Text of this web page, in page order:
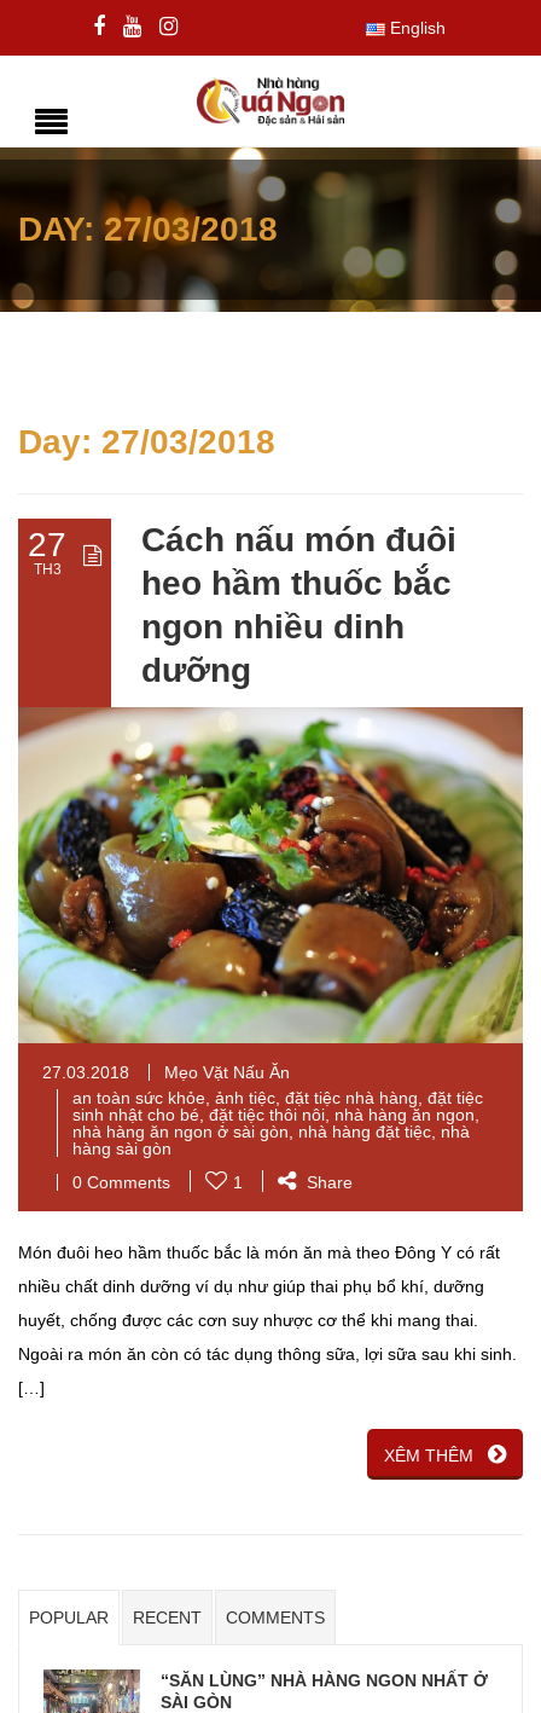
English
DAY:27/03/2018
Day: 27/03/2018
27
TH3
Cách nấu món đuôi
heo hầm thuốc bắc
ngon nhiều dinh
dưỡng
27.03.2018
Mẹo Vặt Nấu Ăn
an toàn sức khỏe ảnh tiệc đặt tiệc nhà hàng đặt tiệc
sinh nhật cho bé đặt tiệc thôi nôi nhà hàng ăn ngon
nhà hàng ăn ngon ở sài gòn
nhà hàng đặt tiệc nhà
hàng sài gòn
0 Comments
1 Share
Món đuôi heo hầm thuốc bắc là món ăn mà theo Đông Y có rất
nhiều chất dinh dưỡng ví dụ như giúp thai phụ bổ khí, dưỡng
huyết, chống được các cơn suy nhược cơ thể khi mang thai.
Ngoài ra món ăn còn có tác dụng thông sữa, lợi sữa sau khi sinh.
[…]
XÊM THÊM
POPULAR RECENT COMMENTS
“SĂN LÙNG” NHÀ HÀNG NGON NHẤT Ở
SÀI GÒN